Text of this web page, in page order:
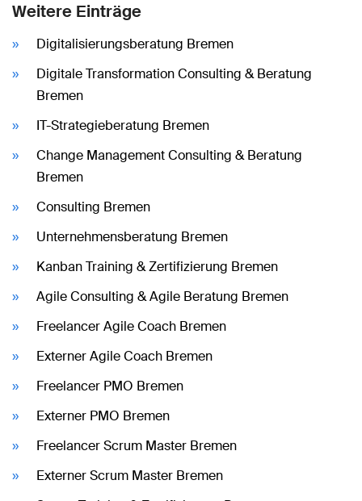
Weitere Einträge
Digitalisierungsberatung Bremen
Digitale Transformation Consulting & Beratung
Bremen
IT-Strategieberatung Bremen
Change Management Consulting & Beratung
Bremen
Consulting Bremen
Unternehmensberatung Bremen
Kanban Training & Zertifizierung Bremen
Agile Consulting & Agile Beratung Bremen
Freelancer Agile Coach Bremen
Externer Agile Coach Bremen
Freelancer PMO Bremen
Externer PMO Bremen
Freelancer Scrum Master Bremen
Externer Scrum Master Bremen